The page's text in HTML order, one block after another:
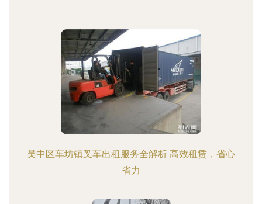
吴中区车坊镇叉车出租服务全解析 高效租赁，省心
省力